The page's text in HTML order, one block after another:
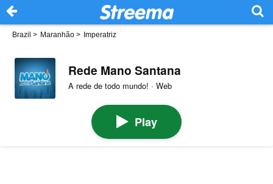
Brazil > Maranhão > Imperatriz
Rede Mano Santana
A rede de todo mundo! · Web
Play